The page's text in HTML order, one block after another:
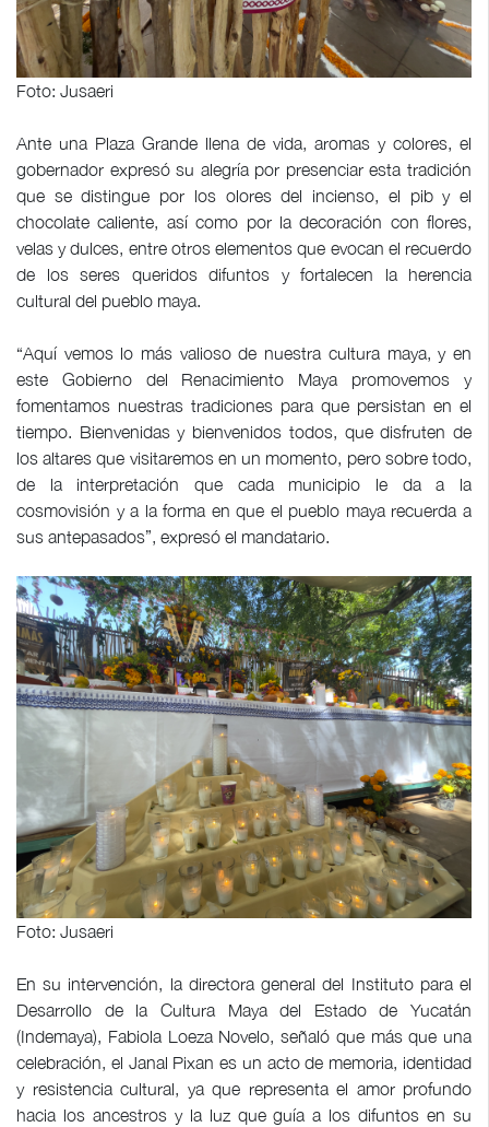
Foto: Jusaeri
Ante una Plaza Grande llena de vida, aromas y colores, el
gobernador expresó su alegría por presenciar esta tradición
que se distingue por los olores del incienso, el pib y el
chocolate caliente, así como por la decoración con flores,
velas y dulces, entre otros elementos que evocan el recuerdo
de los seres queridos difuntos y fortalecen la herencia
cultural del pueblo maya.
“Aquí vemos lo más valioso de nuestra cultura maya, y en
este Gobierno del Renacimiento Maya promovemos y
fomentamos nuestras tradiciones para que persistan en el
tiempo. Bienvenidas y bienvenidos todos, que disfruten de
los altares que visitaremos en un momento, pero sobre todo,
de la interpretación que cada municipio le da a la
cosmovisión y a la forma en que el pueblo maya recuerda a
sus antepasados”, expresó el mandatario.
Foto: Jusaeri
En su intervención, la directora general del Instituto para el
Desarrollo de la Cultura Maya del Estado de Yucatán
(Indemaya), Fabiola Loeza Novelo, señaló que más que una
celebración, el Janal Pixan es un acto de memoria, identidad
y resistencia cultural, ya que representa el amor profundo
hacia los ancestros y la luz que guía a los difuntos en su